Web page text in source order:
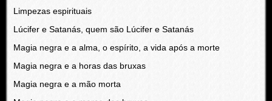
Limpezas espirituais
Lúcifer e Satanás, quem são Lúcifer e Satanás
Magia negra e a alma, o espírito, a vida após a morte
Magia negra e a horas das bruxas
Magia negra e a mão morta